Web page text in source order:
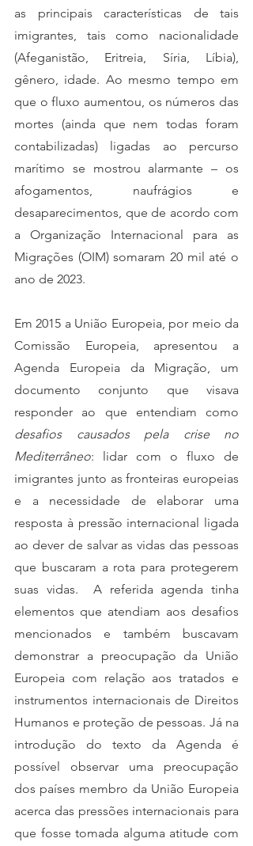
as principais características de tais
imigrantes, tais como nacionalidade
(Afeganistão, Eritreia, Síria, Líbia),
gênero, idade. Ao mesmo tempo em
que o fluxo aumentou, os números das
mortes (ainda que nem todas foram
contabilizadas) ligadas ao percurso
marítimo se mostrou alarmante – os
afogamentos, naufrágios e
desaparecimentos, que de acordo com
a Organização Internacional para as
Migrações (OIM) somaram 20 mil até o
ano de 2023.
Em 2015 a União Europeia, por meio da
Comissão Europeia, apresentou a
Agenda Europeia da Migração, um
documento conjunto que visava
desafios causados pela crise no
Mediterrâneo: lidar com o fluxo de
imigrantes junto as fronteiras europeias
e a necessidade de elaborar uma
resposta à pressão internacional ligada
ao dever de salvar as vidas das pessoas
que buscaram a rota para protegerem
suas vidas.  A referida agenda tinha
elementos que atendiam aos desafios
mencionados e também buscavam
demonstrar a preocupação da União
Europeia com relação aos tratados e
instrumentos internacionais de Direitos
Humanos e proteção de pessoas. Já na
introdução do texto da Agenda é
possível observar uma preocupação
dos países membro da União Europeia
acerca das pressões internacionais para
que fosse tomada alguma atitude com